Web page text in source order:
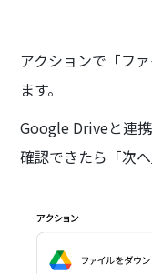
アクションで「フ
ます。
Google Driveと連
確認できたら「次